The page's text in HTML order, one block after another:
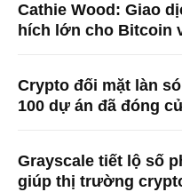
Cathie Wood: Giao
hích lớn cho Bitcoin
Crypto đối mặt làn
100 dự án đã đóng
Grayscale tiết lộ số
giúp thị trường